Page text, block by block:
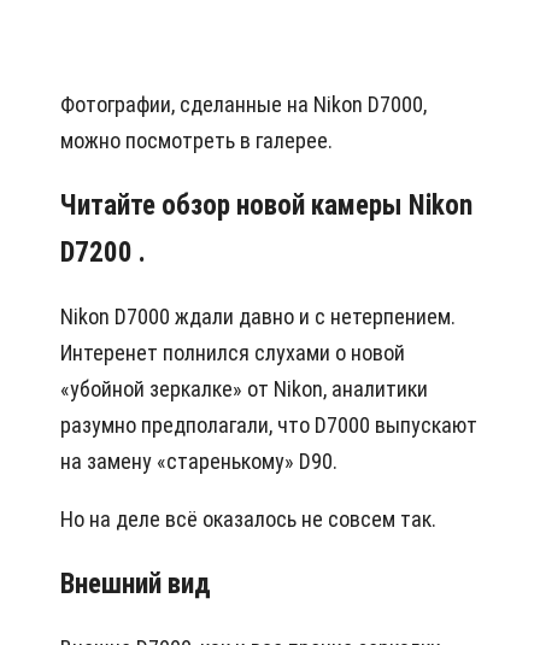
Фотографии, сделанные на Nikon D7000,
можно посмотреть в галерее.
Читайте обзор новой камеры Nikon
D7200 .
Nikon D7000 ждали давно и с нетерпением.
Интеренет полнился слухами о новой
«убойной зеркалке» от Nikon, аналитики
разумно предполагали, что D7000 выпускают
на замену «старенькому» D90.
Но на деле всё оказалось не совсем так.
Внешний вид